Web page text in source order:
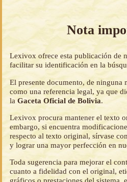
Nota
Lexivox ofrece esta publicación de
facilitar su identificación en la
El presente documento, de ninguna
como una referencia legal, ya que
laGaceta Oficial de Bolivia.
Lexivox procura mantener el texto
embargo, si encuentra
respecto al texto original, sírvase
y lograr una mayor perfección en
Toda sugerencia para mejorar el
cuanto a fidelidad con el original,